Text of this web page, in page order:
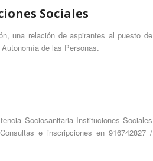
Sociales
una relación de aspirantes al puesto de
de las Personas.
Sociosanitaria Instituciones Sociales
e inscripciones en 916742827 /